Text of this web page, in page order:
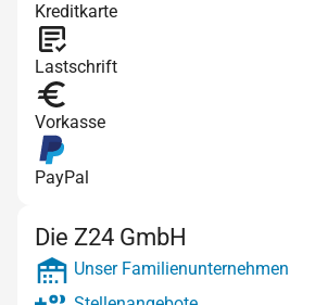
Kreditkarte
Lastschrift
Vorkasse
PayPal
Die Z24 GmbH
Unser Familienunternehmen